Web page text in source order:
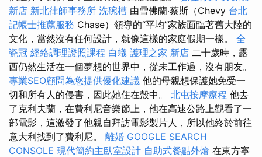
新店 新北律師事務所 洗碗槽 由雪佛蘭·蔡斯（Chevy 台北
記帳士推薦服務 Chase）領導的“平均”家族面臨著舊大陸的
文化，當然沒有任何設計，就像這樣的家庭假期一樣。 全
瓷冠 經絡調理證照課程 白蟻 護理之家 新店 二十歲時，露
西仍然生活在一個夢想的世界中，從未工作過，沒有朋友。
專業SEO顧問為您提供優化建議 他的母親想保護她免受一
切和所有人的侵害，因此她住在殼中。 北屯按摩療程 他去
了克利夫蘭，在費利尼音樂節上，他在高速公路上觀看了一
部電影，這激發了他親自拜訪電影製片人，所以他終於前往
意大利找到了費利尼。 離婚 GOOGLE SEARCH
CONSOLE 現代簡約主臥室設計 自助式餐點外燴 在東方寧